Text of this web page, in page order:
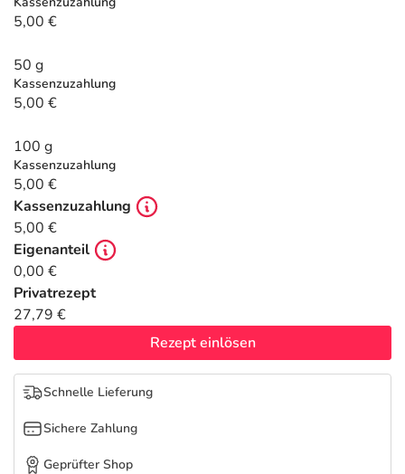
Tierapotheke
Vitamine & Mineralstoffe
Marken
Salus Deals
5,00 €
50 g
Kassenzuzahlung
5,00 €
100 g
Kassenzuzahlung
5,00 €
Kassenzuzahlung
5,00 €
Eigenanteil
0,00 €
Privatrezept
27,79 €
Rezept einlösen
Schnelle Lieferung
Sichere Zahlung
Geprüfter Shop